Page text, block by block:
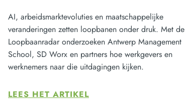
AI, arbeidsmarktevoluties en maatschappelijke
veranderingen zetten loopbanen onder druk. Met de
Loopbaanradar onderzoeken Antwerp Management
School, SD Worx en partners hoe werkgevers en
werknemers naar die uitdagingen kijken.
LEES HET ARTIKEL